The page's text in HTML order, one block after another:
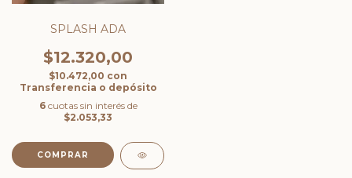
SPLASH ADA
$12.320,00
$10.472,00 con
Transferencia o depósito
6 cuotas sin interés de
$2.053,33
COMPRAR